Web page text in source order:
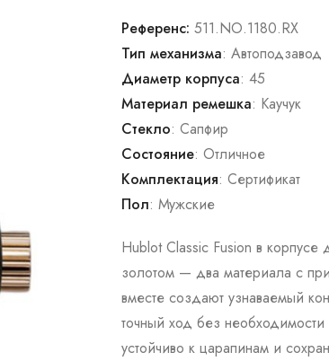
Референс: 511.NO.1180.RX
Тип механизма: Автоподзавод
Диаметр корпуса: 45
Материал ремешка: Каучук
Стекло: Сапфир
Состояние: Отличное
Комплектация: Сертификат
Пол: Мужские
Hublot Classic Fusion в корпусе
золотом — два материала с
вместе создают узнаваемый
точный ход без
устойчиво к царапинам и